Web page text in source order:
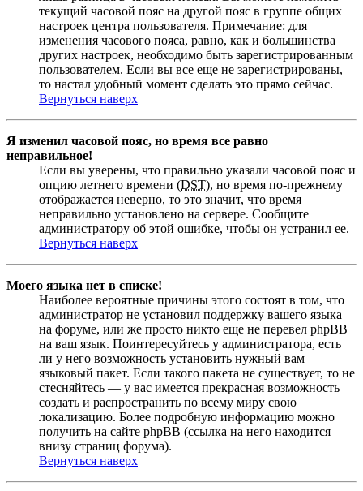
текущий часовой пояс на другой пояс в группе общих
настроек центра пользователя. Примечание: для
изменения часового пояса, равно, как и большинства
других настроек, необходимо быть зарегистрированным
пользователем. Если вы все еще не зарегистрированы,
то настал удобный момент сделать это прямо сейчас.
Вернуться наверх
Я изменил часовой пояс, но время все равно
неправильное!
Если вы уверены, что правильно указали часовой пояс и
опцию летнего времени (DST), но время по-прежнему
отображается неверно, то это значит, что время
неправильно установлено на сервере. Сообщите
администратору об этой ошибке, чтобы он устранил ее.
Вернуться наверх
Моего языка нет в списке!
Наиболее вероятные причины этого состоят в том, что
администратор не установил поддержку вашего языка
на форуме, или же просто никто еще не перевел phpBB
на ваш язык. Поинтересуйтесь у администратора, есть
ли у него возможность установить нужный вам
языковый пакет. Если такого пакета не существует, то не
стесняйтесь — у вас имеется прекрасная возможность
создать и распространить по всему миру свою
локализацию. Более подробную информацию можно
получить на сайте phpBB (ссылка на него находится
внизу страниц форума).
Вернуться наверх